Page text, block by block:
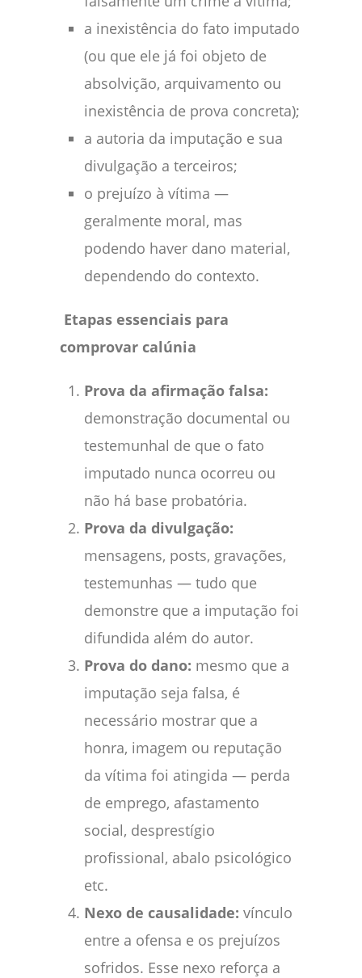
a inexistência do fato imputado
(ou que ele já foi objeto de
absolvição, arquivamento ou
inexistência de prova concreta);
a autoria da imputação e sua
divulgação a terceiros;
o prejuízo à vítima —
geralmente moral, mas
podendo haver dano material,
dependendo do contexto.
Etapas essenciais para
comprovar calúnia
Prova da afirmação falsa:
demonstração documental ou
testemunhal de que o fato
imputado nunca ocorreu ou
não há base probatória.
Prova da divulgação:
mensagens, posts, gravações,
testemunhas — tudo que
demonstre que a imputação foi
difundida além do autor.
Prova do dano: mesmo que a
imputação seja falsa, é
necessário mostrar que a
honra, imagem ou reputação
da vítima foi atingida — perda
de emprego, afastamento
social, desprestígio
profissional, abalo psicológico
etc.
Nexo de causalidade: vínculo
entre a ofensa e os prejuízos
sofridos. Esse nexo reforça a